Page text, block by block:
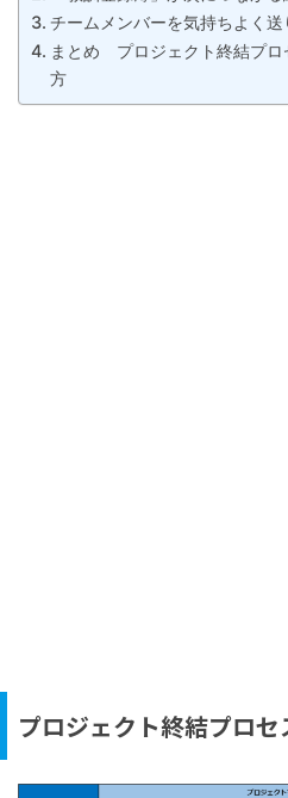
チームメンバーを気持ちよく
まとめ プロジェクト終結プロ
方
プロジェクト終結プロセ